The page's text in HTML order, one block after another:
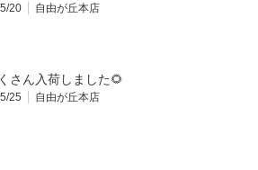
20 自由が丘本店
さん入荷しました🌻
25 自由が丘本店